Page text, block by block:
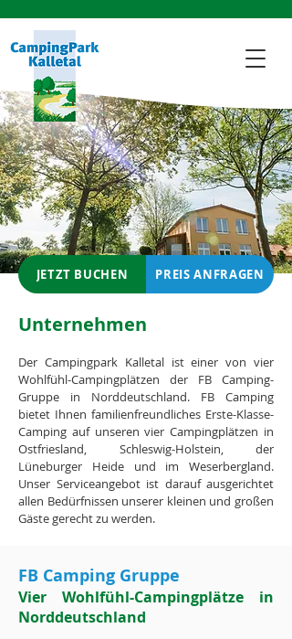
JETZT BUCHEN PREIS ANFRAGEN
Unternehmen
Der Campingpark Kalletal ist einer von vier
Wohlfühl-Campingplätzen der FB Camping-
Gruppe in Norddeutschland. FB Camping
bietet Ihnen familienfreundliches Erste-Klasse-
Camping auf unseren vier Campingplätzen in
Ostfriesland, Schleswig-Holstein, der
Lüneburger Heide und im Weserbergland.
Unser Serviceangebot ist darauf ausgerichtet
allen Bedürfnissen unserer kleinen und großen
Gäste gerecht zu werden.
FB Camping Gruppe
Vier Wohlfühl-Campingplätze in
Norddeutschland